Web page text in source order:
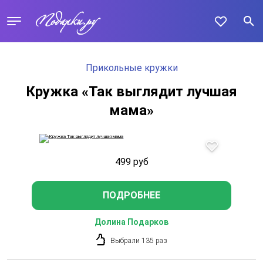
Прикольные кружки
Кружка «Так выглядит лучшая
мама»
499 руб
ПОДРОБНЕЕ
Долина Подарков
Выбрали 135 раз